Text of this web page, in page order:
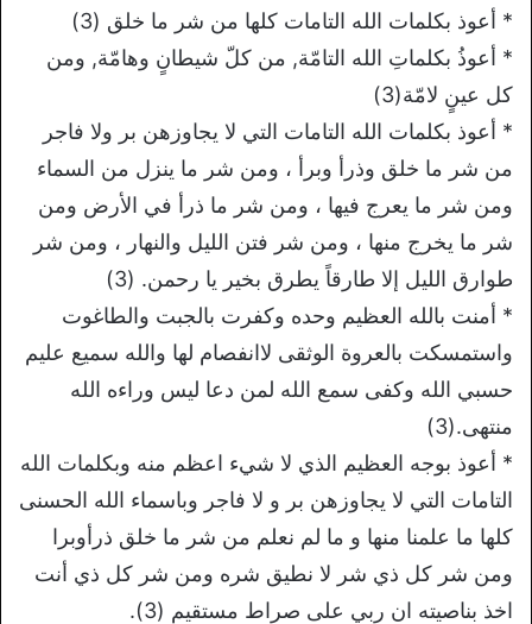
* أعوذ بكلمات الله التامات كلها من شر ما خلق (3)
* أعوذُ بكلماتِ الله التامّة, من كلّ شيطانٍ وهامّة, ومن
كل عينٍ لامّة(3)
* أعوذ بكلمات الله التامات التي لا يجاوزهن بر ولا فاجر
من شر ما خلق وذرأ وبرأ ، ومن شر ما ينزل من السماء
ومن شر ما يعرج فيها ، ومن شر ما ذرأ في الأرض ومن
شر ما يخرج منها ، ومن شر فتن الليل والنهار ، ومن شر
طوارق الليل إلا طارقاً يطرق بخير يا رحمن. (3)
* أمنت بالله العظيم وحده وكفرت بالجبت والطاغوت
واستمسكت بالعروة الوثقى لاانفصام لها والله سميع عليم
حسبي الله وكفى سمع الله لمن دعا ليس وراءه الله
منتهى.(3)
* أعوذ بوجه العظيم الذي لا شيء اعظم منه وبكلمات الله
التامات التي لا يجاوزهن بر و لا فاجر وباسماء الله الحسنى
كلها ما علمنا منها و ما لم نعلم من شر ما خلق ذرأوبرا
ومن شر كل ذي شر لا نطيق شره ومن شر كل ذي أنت
اخذ بناصيته ان ربي على صراط مستقيم (3).